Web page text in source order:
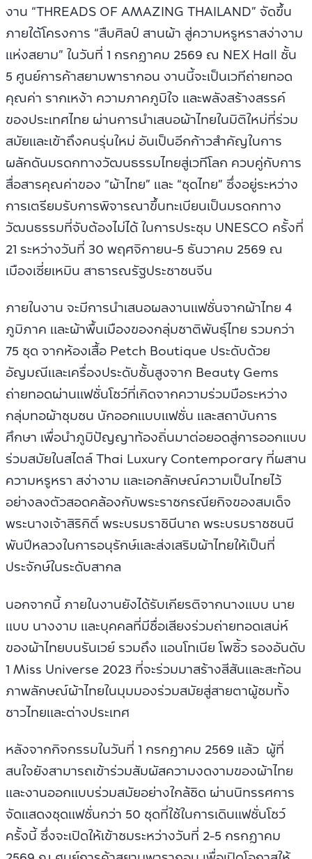
งาน “THREADS OF AMAZING THAILAND” จัดขึ้น
ภายใต้โครงการ “สืบศิลป์ สานผ้า สู่ความหรูหราสง่างาม
แห่งสยาม” ในวันที่ 1 กรกฎาคม 2569 ณ NEX Hall ชั้น
5 ศูนย์การค้าสยามพารากอน งานนี้จะเป็นเวทีถ่ายทอด
คุณค่า รากเหง้า ความภาคภูมิใจ และพลังสร้างสรรค์
ของประเทศไทย ผ่านการนำเสนอผ้าไทยในมิติใหม่ที่ร่วม
สมัยและเข้าถึงคนรุ่นใหม่ อันเป็นอีกก้าวสำคัญในการ
ผลักดันมรดกทางวัฒนธรรมไทยสู่เวทีโลก ควบคู่กับการ
สื่อสารคุณค่าของ “ผ้าไทย” และ “ชุดไทย” ซึ่งอยู่ระหว่าง
การเตรียมรับการพิจารณาขึ้นทะเบียนเป็นมรดกทาง
วัฒนธรรมที่จับต้องไม่ได้ ในการประชุม UNESCO ครั้งที่
21 ระหว่างวันที่ 30 พฤศจิกายน-5 ธันวาคม 2569 ณ
เมืองเซี่ยเหมิน สาธารณรัฐประชาชนจีน
ภายในงาน จะมีการนำเสนอผลงานแฟชั่นจากผ้าไทย 4
ภูมิภาค และผ้าพื้นเมืองของกลุ่มชาติพันธุ์ไทย รวมกว่า
75 ชุด จากห้องเสื้อ Petch Boutique ประดับด้วย
อัญมณีและเครื่องประดับชั้นสูงจาก Beauty Gems
ถ่ายทอดผ่านแฟชั่นโชว์ที่เกิดจากความร่วมมือระหว่าง
กลุ่มทอผ้าชุมชน นักออกแบบแฟชั่น และสถาบันการ
ศึกษา เพื่อนำภูมิปัญญาท้องถิ่นมาต่อยอดสู่การออกแบบ
ร่วมสมัยในสไตล์ Thai Luxury Contemporary ที่ผสาน
ความหรูหรา สง่างาม และเอกลักษณ์ความเป็นไทยไว้
อย่างลงตัวสอดคล้องกับพระราชกรณียกิจของสมเด็จ
พระนางเจ้าสิริกิติ์ พระบรมราชินีนาถ พระบรมราชชนนี
พันปีหลวงในการอนุรักษ์และส่งเสริมผ้าไทยให้เป็นที่
ประจักษ์ในระดับสากล
นอกจากนี้ ภายในงานยังได้รับเกียรติจากนางแบบ นาย
แบบ นางงาม และบุคคลที่มีชื่อเสียงร่วมถ่ายทอดเสน่ห์
ของผ้าไทยบนรันเวย์ รวมถึง แอนโทเนีย โพซิ้ว รองอันดับ
1 Miss Universe 2023 ที่จะร่วมมาสร้างสีสันและสะท้อน
ภาพลักษณ์ผ้าไทยในมุมมองร่วมสมัยสู่สายตาผู้ชมทั้ง
ชาวไทยและต่างประเทศ
หลังจากกิจกรรมในวันที่ 1 กรกฎาคม 2569 แล้ว ผู้ที่
สนใจยังสามารถเข้าร่วมสัมผัสความงดงามของผ้าไทย
และงานออกแบบร่วมสมัยอย่างใกล้ชิด ผ่านนิทรรศการ
จัดแสดงชุดแฟชั่นกว่า 50 ชุดที่ใช้ในการเดินแฟชั่นโชว์
ครั้งนี้ ซึ่งจะเปิดให้เข้าชมระหว่างวันที่ 2-5 กรกฎาคม